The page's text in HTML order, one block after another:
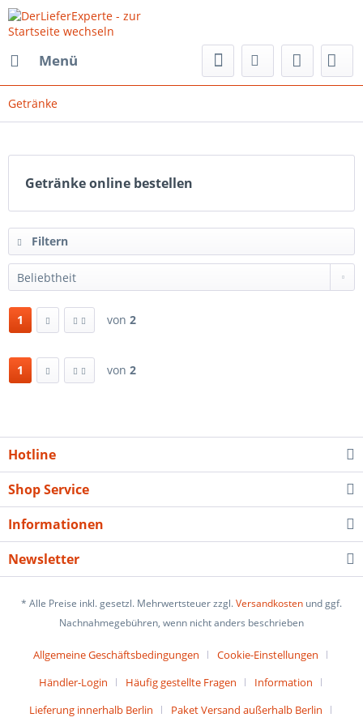
Menü
Getränke
Getränke online bestellen
Filtern
1 von 2
1 von 2
Hotline
Shop Service
Informationen
Newsletter
* Alle Preise inkl. gesetzl. Mehrwertsteuer zzgl.Versandkosten und ggf.
Nachnahmegebühren, wenn nicht anders beschrieben
Allgemeine Geschäftsbedingungen
Cookie-Einstellungen
Händler-Login
Häufig gestellte Fragen
Information
Lieferung innerhalb Berlin
Paket Versand außerhalb Berlin